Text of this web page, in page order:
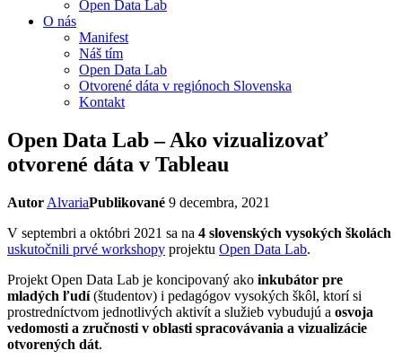
Open Data Lab
O nás
Manifest
Náš tím
Open Data Lab
Otvorené dáta v regiónoch Slovenska
Kontakt
Open Data Lab – Ako vizualizovať
otvorené dáta v Tableau
Autor AlvariaPublikované 9 decembra, 2021
V septembri a októbri 2021 sa na 4 slovenských vysokých školách
uskutočnili prvé workshopy projektu Open Data Lab.
Projekt Open Data Lab je koncipovaný ako inkubátor pre
mladých ľudí(študentov) i pedagógov vysokých škôl, ktorí si
prostredníctvom jednotlivých aktivít a služieb vybudujú a osvoja
vedomosti a zručnosti v oblasti spracovávania a vizualizácie
otvorených dát.